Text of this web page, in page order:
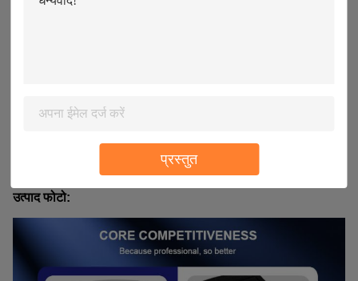
प्रस्तुत
आवासीय ऑफ ग्रिड सिस्टम के लिए उत्पाद श्रृंखला की एक विस्तृत
5. बड़े पैमाने पर उत्पादन से पहले हमेशा प्री-प्रोडक्शन नमूना।
6. शिपमेंट से पहले हमेशा अंतिम निरीक्षण।
उत्पाद फोटो: